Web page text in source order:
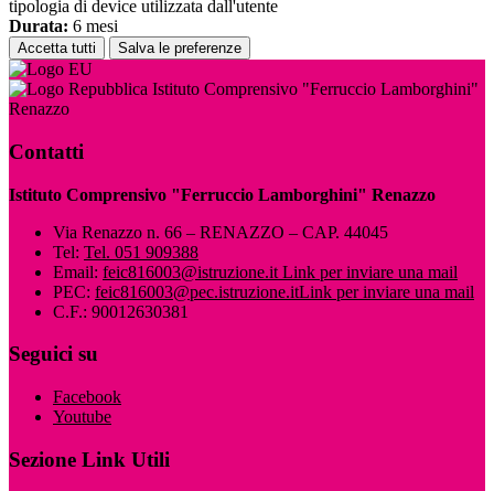
tipologia di device utilizzata dall'utente
Durata: 6 mesi
Accetta tutti Salva le preferenze
Istituto Comprensivo "Ferruccio Lamborghini"
Renazzo
Contatti
Istituto Comprensivo "Ferruccio Lamborghini" Renazzo
Via Renazzo n. 66 – RENAZZO – CAP. 44045
Tel: Tel. 051 909388
Email: feic816003@istruzione.it Link per inviare una mail
PEC: feic816003@pec.istruzione.itLink per inviare una mail
C.F.: 90012630381
Seguici su
Facebook
Youtube
Sezione Link Utili